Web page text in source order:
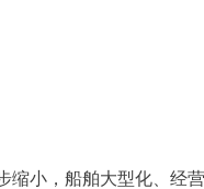
小，船舶大型化、经